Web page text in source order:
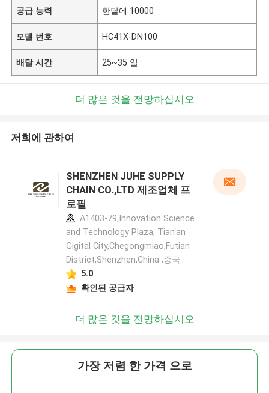
공급 능력 한달에 10000
모델 번호 HC41X-DN100
배달 시간 25~35 일
더 많은 것을 전망하십시오
저희에 관하여
SHENZHEN JUHE SUPPLY
CHAIN CO.,LTD 제조업체 프
로필
A1403-79,Innovation Science
and Technology Plaza, Tian'an
Gigital City,Chegongmiao,Futian
District,Shenzhen,China ,중국
5.0
확인된 공급자
더 많은 것을 전망하십시오
가장 저렴 한 가격 으로